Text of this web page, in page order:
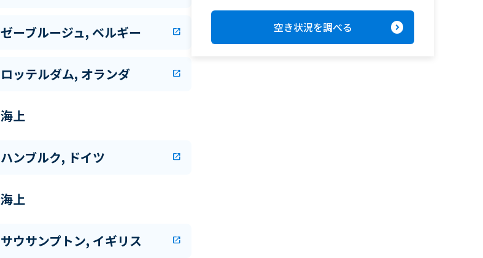
ゼーブルージュ, ベルギー open_in_new
ロッテルダム, オランダ open_in_new
海上
ハンブルク, ドイツ open_in_new
海上
サウサンプトン, イギリス open_in_new
空き状況を調べる expand_circle_right